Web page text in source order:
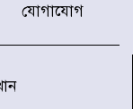
ব্যাপারীর
যোগাযোগ